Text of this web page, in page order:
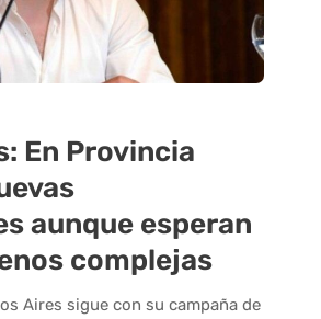
En Provincia
aunque esperan
complejas
Aires sigue con su campaña de